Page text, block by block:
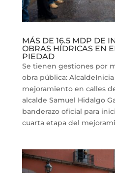
MÁS DE 16.5 MDP DE
OBRAS HÍDRICAS EN
PIEDAD
Se tienen gestiones por
obra pública:
mejoramiento en calles
alcalde Samuel Hidalgo
banderazo oficial para
cuarta etapa del